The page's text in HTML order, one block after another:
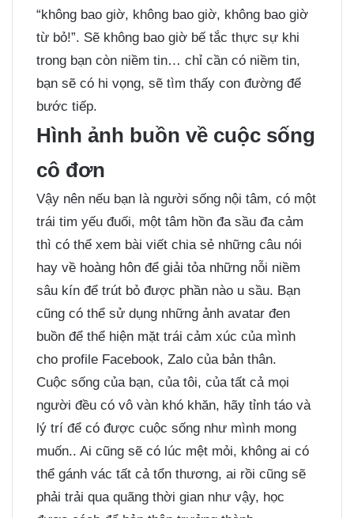
“không bao giờ, không bao giờ, không bao giờ
từ bỏ!”. Sẽ không bao giờ bế tắc thực sự khi
trong bạn còn niềm tin… chỉ cần có niềm tin,
bạn sẽ có hi vọng, sẽ tìm thấy con đường để
bước tiếp.
Hình ảnh buồn về cuộc sống
cô đơn
Vậy nên nếu bạn là người sống nội tâm, có một
trái tim yếu đuối, một tâm hồn đa sầu đa cảm
thì có thể xem bài viết chia sẻ những câu nói
hay về hoàng hôn để giải tỏa những nỗi niềm
sâu kín để trút bỏ được phần nào u sầu. Bạn
cũng có thể sử dụng những ảnh avatar đen
buồn để thể hiện mặt trái cảm xúc của mình
cho profile Facebook, Zalo của bản thân.
Cuộc sống của bạn, của tôi, của tất cả mọi
người đều có vô vàn khó khăn, hãy tỉnh táo và
lý trí để có được cuộc sống như mình mong
muốn.. Ai cũng sẽ có lúc mệt mỏi, không ai có
thể gánh vác tất cả tổn thương, ai rồi cũng sẽ
phải trải qua quãng thời gian như vậy, học